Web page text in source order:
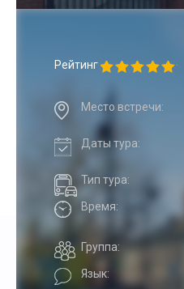
Рейтинг
Место встречи:
Даты тура:
Тип тура:
Время:
Группа:
Язык: